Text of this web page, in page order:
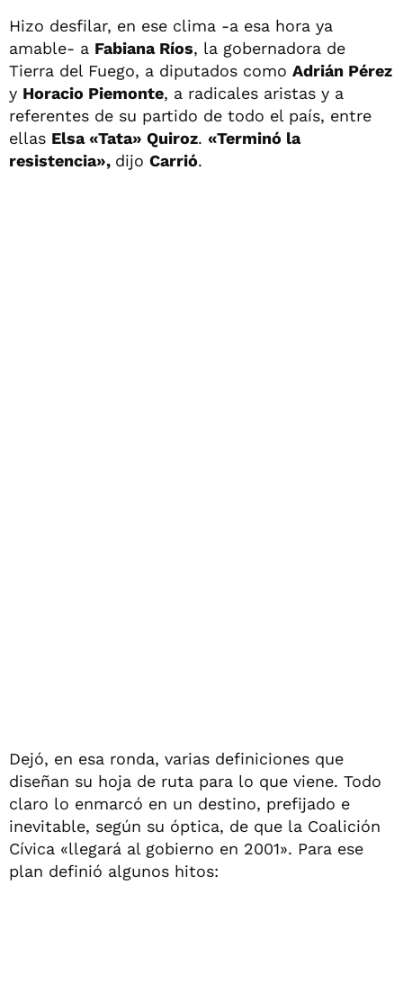
Hizo desfilar, en ese clima -a esa hora ya
amable- a Fabiana Ríos, la gobernadora de
Tierra del Fuego, a diputados como Adrián Pérez
y Horacio Piemonte, a radicales aristas y a
referentes de su partido de todo el país, entre
ellas Elsa «Tata» Quiroz. «Terminó la
resistencia», dijo Carrió.
Dejó, en esa ronda, varias definiciones que
diseñan su hoja de ruta para lo que viene. Todo
claro lo enmarcó en un destino, prefijado e
inevitable, según su óptica, de que la Coalición
Cívica «llegará al gobierno en 2001». Para ese
plan definió algunos hitos: